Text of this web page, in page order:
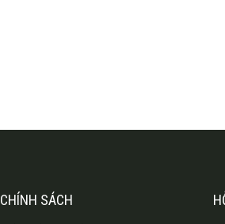
CHÍNH SÁCH